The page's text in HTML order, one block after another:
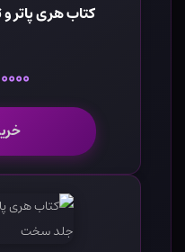
کتاب هری پاتر